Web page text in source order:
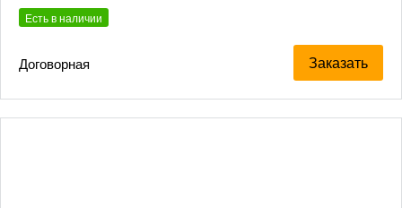
Есть в наличии
Договорная Заказать